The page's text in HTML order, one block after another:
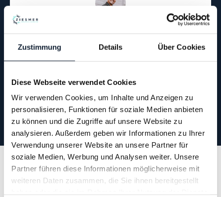
Zustimmung Details Über Cookies
Diese Webseite verwendet Cookies
Wir verwenden Cookies, um Inhalte und Anzeigen zu
personalisieren, Funktionen für soziale Medien anbieten
zu können und die Zugriffe auf unsere Website zu
analysieren. Außerdem geben wir Informationen zu Ihrer
Verwendung unserer Website an unsere Partner für
soziale Medien, Werbung und Analysen weiter. Unsere
Partner führen diese Informationen möglicherweise mit
weiteren Daten zusammen, die Sie ihnen bereitgestellt
COACH | BERATER | TRAINER
0174–57 33 64 1
Ich möchte Euch hier ganz in
Ruhe schon einige Impulse